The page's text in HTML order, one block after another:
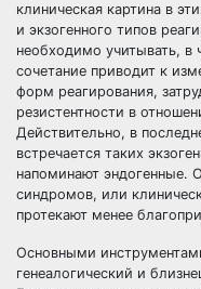
клиническая картина в
и экзогенного типов
необходимо учитывать, в
сочетание приводит к
форм реагирования,
резистентности в
Действительно, в
встречается таких
напоминают эндогенные.
синдромов, или
протекают менее
Основными
генеалогический и